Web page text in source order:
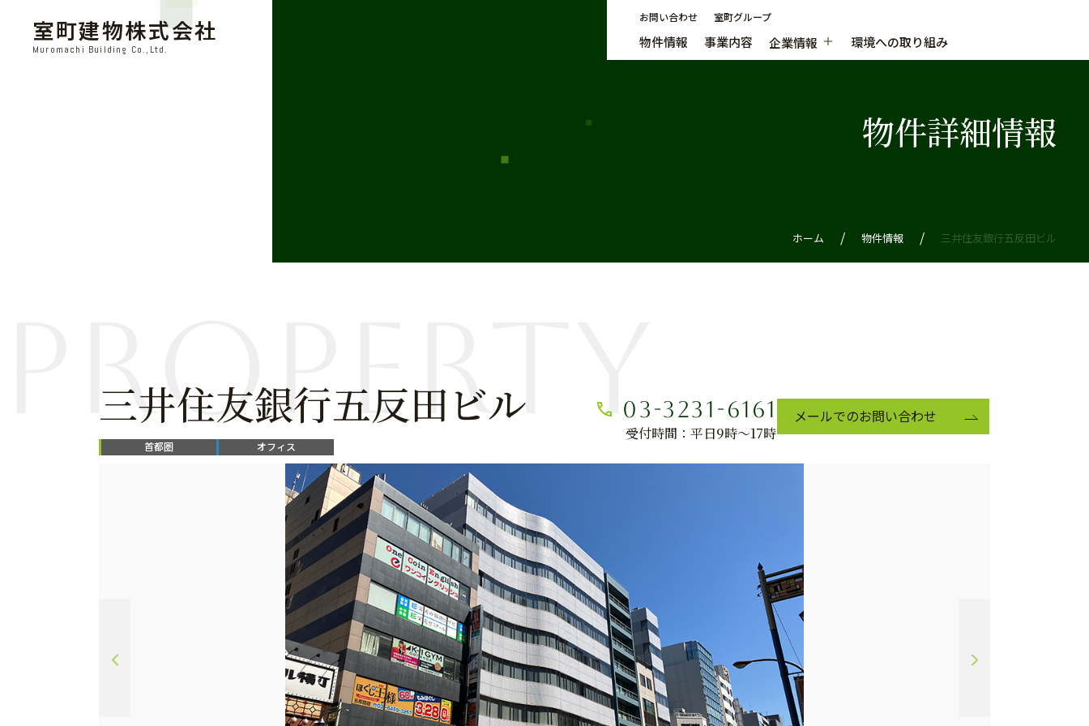
室町建物株式会社
Muromachi Building Co.,Ltd. 物件情報 事業内容 企業情報 環境への取り組み
お問い合わせ 室町グループ
物件詳細情報
ホーム 物件情報 三井住友銀行五反田ビル
property
三井住友銀行五反田ビル
首都圏 オフィス
03-3231-6161
受付時間：平日9時～17時
メールでのお問い合わせ